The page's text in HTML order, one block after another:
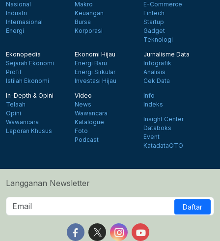
Nasional
Industri
Internasional
Energi
Makro
Keuangan
Bursa
Korporasi
E-Commerce
Fintech
Startup
Gadget
Teknologi
Ekonopedia
Sejarah Ekonomi
Profil
Istilah Ekonomi
Ekonomi Hijau
Energi Baru
Energi Sirkular
Investasi Hijau
Jurnalisme Data
Infografik
Analisis
Cek Data
In-Depth & Opini
Telaah
Opini
Wawancara
Laporan Khusus
Video
News
Wawancara
Katalogue
Foto
Podcast
Info
Indeks
Insight Center
Databoks
Event
KatadataOTO
Langganan Newsletter
Daftar
Follow us on Facebook
Follow us on X
Follow us on Instagram
Follow us on